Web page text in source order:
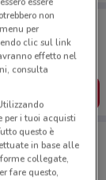
vicino a te,
comodamente
non
per
clic sul link
effetto nel
consulta
per i tuoi acquisti
questo è
in base alle
collegate,
fare questo,